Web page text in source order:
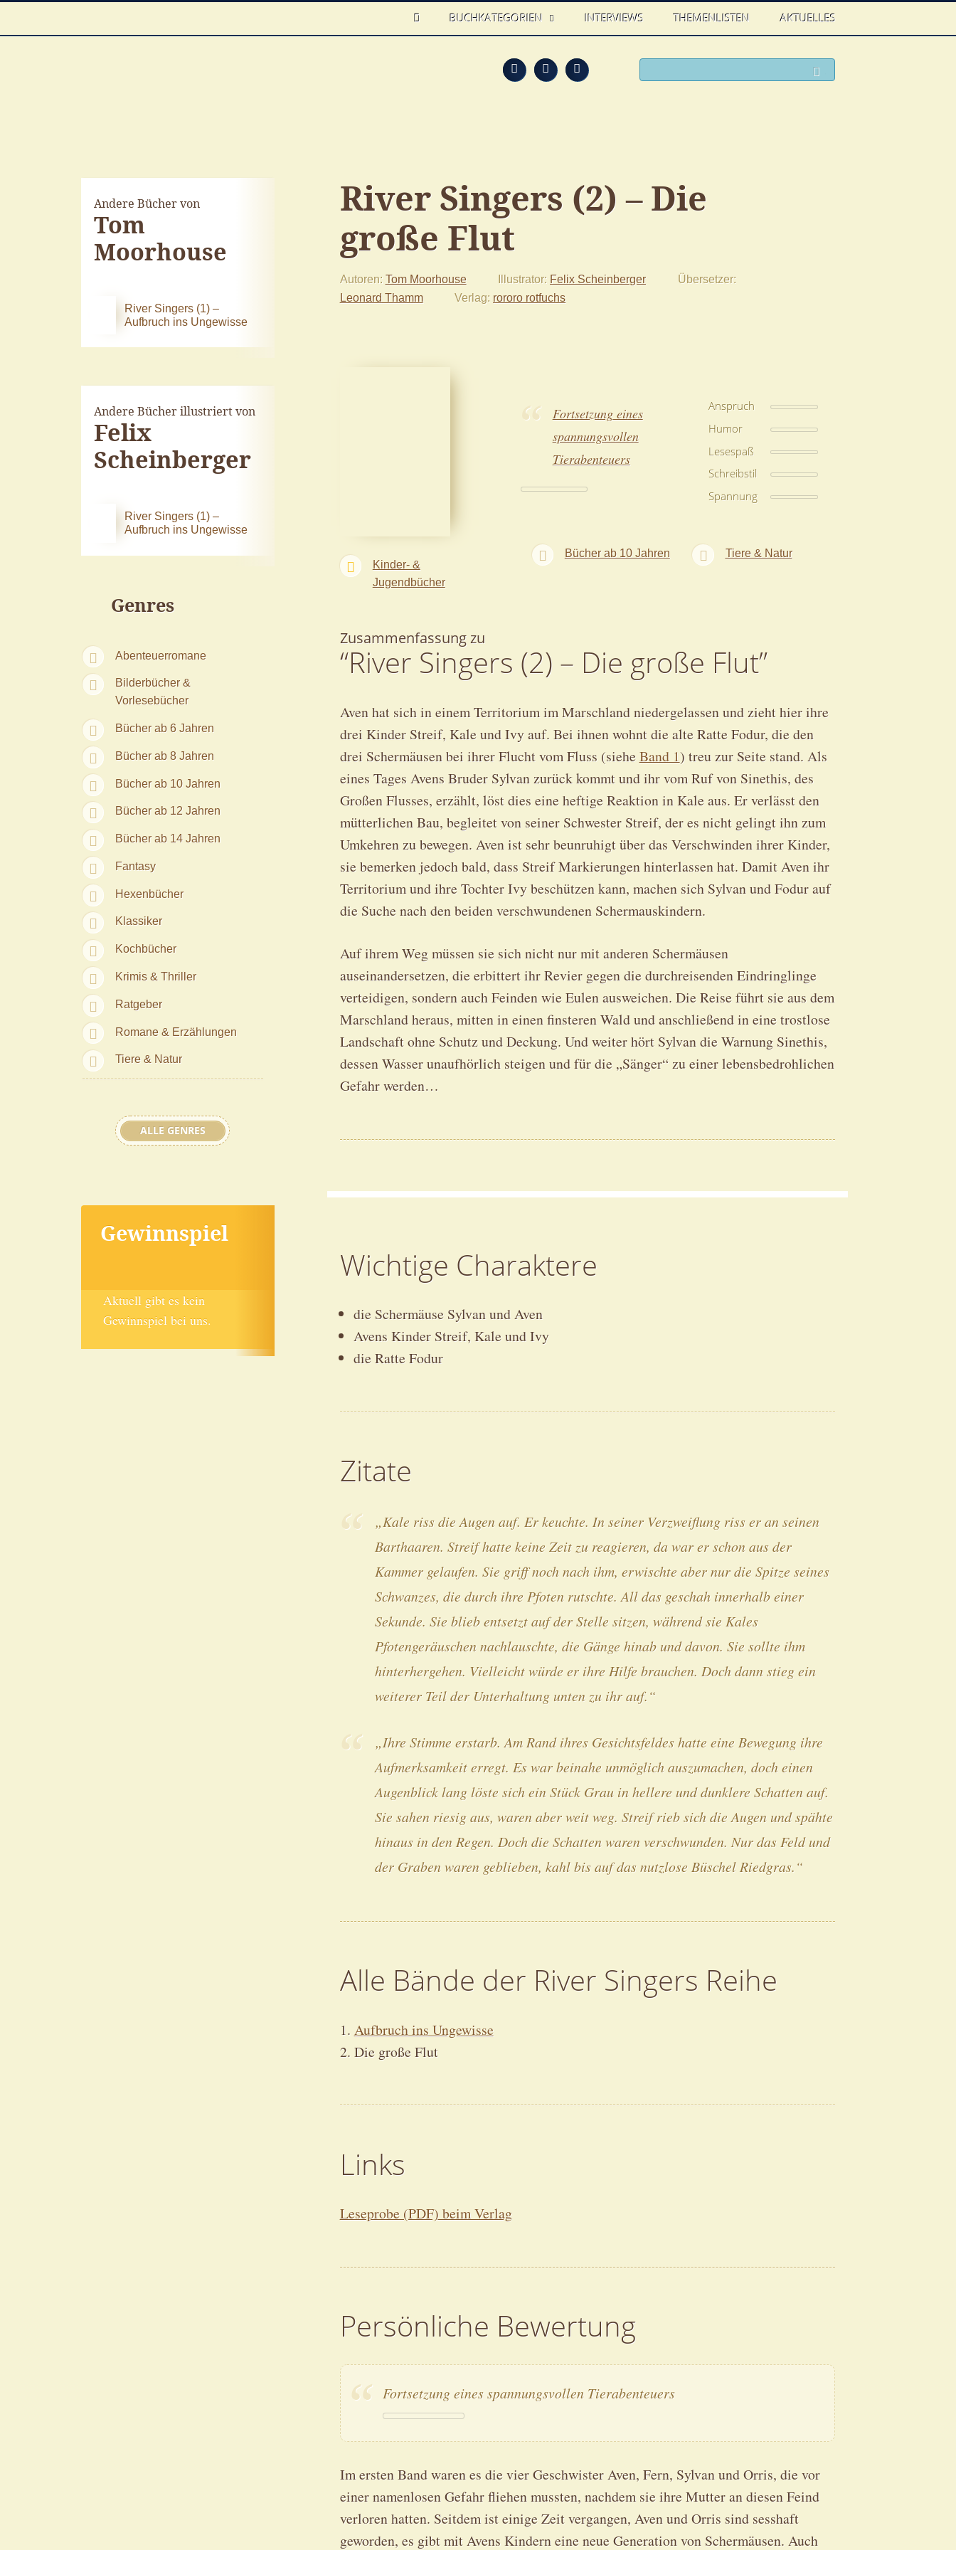
HOME
BUCHKATEGORIEN INTERVIEWS THEMENLISTEN AKTUELLES
Feed FacebookTwitter
Andere Bücher von
Tom
Moorhouse
River Singers (1) –
Aufbruch ins Ungewisse
Andere Bücher illustriert von
Felix
Scheinberger
River Singers (1) –
Aufbruch ins Ungewisse
Genres
Abenteuerromane
Bilderbücher &
Vorlesebücher
Bücher ab 6 Jahren
Bücher ab 8 Jahren
Bücher ab 10 Jahren
Bücher ab 12 Jahren
Bücher ab 14 Jahren
Fantasy
Hexenbücher
Klassiker
Kochbücher
Krimis & Thriller
Ratgeber
Romane & Erzählungen
Tiere & Natur
ALLE GENRES
Gewinnspiel
Aktuell gibt es kein
Gewinnspiel bei uns.
River Sin­gers (2) – Die
große Flut
Autoren Tom Moorhouse Illustrator Felix Scheinberger
Übersetzer
Leonard Thamm
Verlag rororo rotfuchs
Kinder- &
Jugendbücher
Fortsetzung eines
spannungsvollen
Tierabenteuers
Anspruch
Humor
Lesespaß
Schreibstil
Spannung
Bücher ab 10 Jahren Tiere & Natur
Zusammenfassung zu
“River Sin­gers (2) – Die große Flut”
Aven hat sich in einem Territorium im Marschland niedergelassen und zieht hier ihre
drei Kinder Streif, Kale und Ivy auf. Bei ihnen wohnt die alte Ratte Fodur, die den
drei Schermäusen bei ihrer Flucht vom Fluss (sieheBand 1) treu zur Seite stand. Als
eines Tages Avens Bruder Sylvan zurück kommt und ihr vom Ruf von Sinethis, des
Großen Flusses, erzählt, löst dies eine heftige Reaktion in Kale aus. Er verlässt den
mütterlichen Bau, begleitet von seiner Schwester Streif, der es nicht gelingt ihn zum
Umkehren zu bewegen. Aven ist sehr beunruhigt über das Verschwinden ihrer Kinder,
sie bemerken jedoch bald, dass Streif Markierungen hinterlassen hat. Damit Aven ihr
Territorium und ihre Tochter Ivy beschützen kann, machen sich Sylvan und Fodur auf
die Suche nach den beiden verschwundenen Schermauskindern.
Auf ihrem Weg müssen sie sich nicht nur mit anderen Schermäusen
auseinandersetzen, die erbittert ihr Revier gegen die durchreisenden Eindringlinge
verteidigen, sondern auch Feinden wie Eulen ausweichen. Die Reise führt sie aus dem
Marschland heraus, mitten in einen finsteren Wald und anschließend in eine trostlose
Landschaft ohne Schutz und Deckung. Und weiter hört Sylvan die Warnung Sinethis,
dessen Wasser unaufhörlich steigen und für die „Sänger“ zu einer lebensbedrohlichen
Gefahr werden…
Wichtige Charaktere
die Schermäuse Sylvan und Aven
Avens Kinder Streif, Kale und Ivy
die Ratte Fodur
Zitate
„Kale riss die Augen auf. Er keuchte. In seiner Verzweiflung riss er an seinen
Barthaaren. Streif hatte keine Zeit zu reagieren, da war er schon aus der
Kammer gelaufen. Sie griff noch nach ihm, erwischte aber nur die Spitze seines
Schwanzes, die durch ihre Pfoten rutschte. All das geschah innerhalb einer
Sekunde. Sie blieb entsetzt auf der Stelle sitzen, während sie Kales
Pfotengeräuschen nachlauschte, die Gänge hinab und davon. Sie sollte ihm
hinterhergehen. Vielleicht würde er ihre Hilfe brauchen. Doch dann stieg ein
weiterer Teil der Unterhaltung unten zu ihr auf.“
„Ihre Stimme erstarb. Am Rand ihres Gesichtsfeldes hatte eine Bewegung ihre
Aufmerksamkeit erregt. Es war beinahe unmöglich auszumachen, doch einen
Augenblick lang löste sich ein Stück Grau in hellere und dunklere Schatten auf.
Sie sahen riesig aus, waren aber weit weg. Streif rieb sich die Augen und spähte
hinaus in den Regen. Doch die Schatten waren verschwunden. Nur das Feld und
der Graben waren geblieben, kahl bis auf das nutzlose Büschel Riedgras.“
Alle Bände der River Singers Reihe
1. Aufbruch ins Ungewisse
2. Die große Flut
Links
Leseprobe (PDF) beim Verlag
Persönliche Bewertung
Fortsetzung eines spannungsvollen Tierabenteuers
Im ersten Band waren es die vier Geschwister Aven, Fern, Sylvan und Orris, die vor
einer namenlosen Gefahr fliehen mussten, nachdem sie ihre Mutter an diesen Feind
verloren hatten. Seitdem ist einige Zeit vergangen, Aven und Orris sind sesshaft
geworden, es gibt mit Avens Kindern eine neue Generation von Schermäusen. Auch